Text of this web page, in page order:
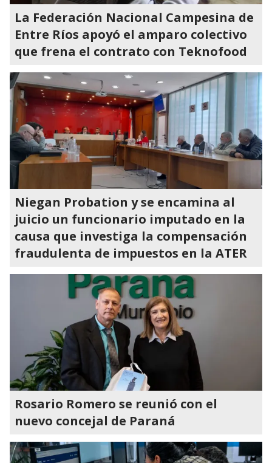
La Federación Nacional Campesina de
Entre Ríos apoyó el amparo colectivo
que frena el contrato con Teknofood
Niegan Probation y se encamina al
juicio un funcionario imputado en la
causa que investiga la compensación
fraudulenta de impuestos en la ATER
Rosario Romero se reunió con el
nuevo concejal de Paraná